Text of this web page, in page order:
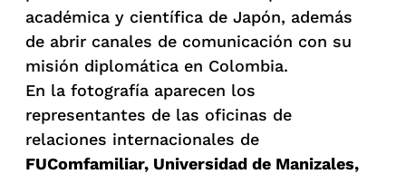
académica y científica de Japón, además
de abrir canales de comunicación con su
misión diplomática en Colombia.
En la fotografía aparecen los
representantes de las oficinas de
relaciones internacionales de
FUComfamiliar, Universidad de Manizales,